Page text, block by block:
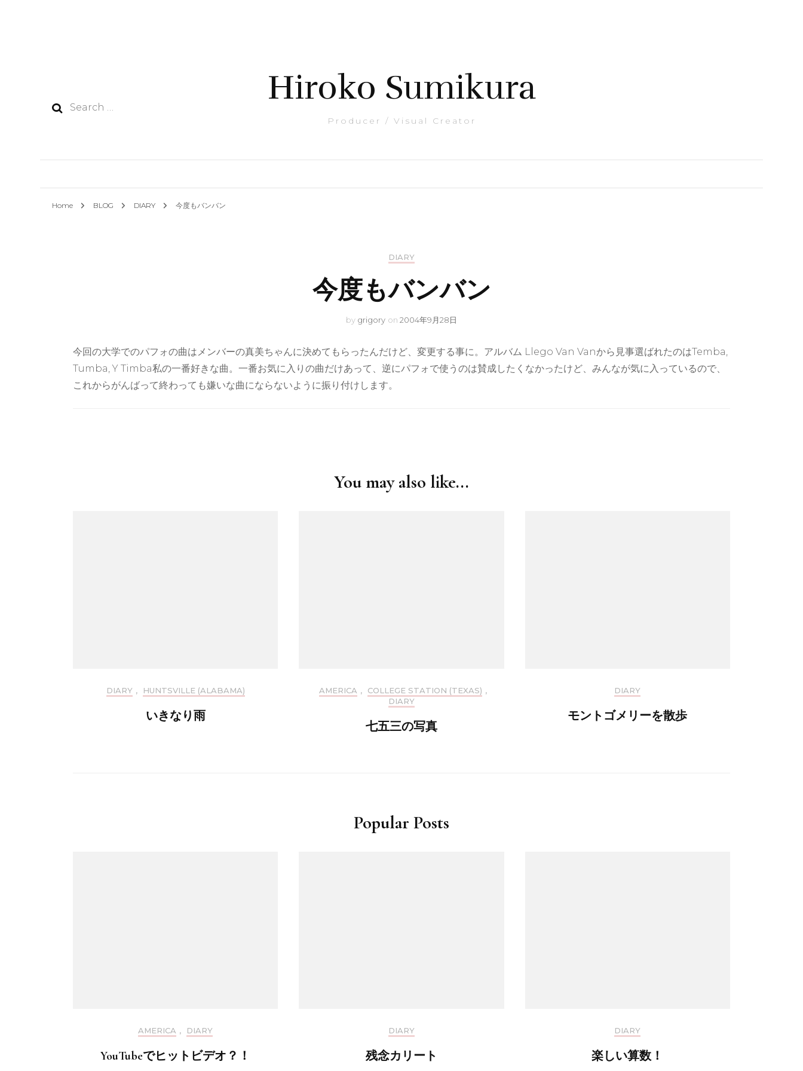
Search
Hiroko Sumikura
Producer / Visual Creator
Home BLOG DIARY 今度もバンバン
DIARY
今度もバンバン
by grigory on 2004年9月28日
今回の大学でのパフォの曲はメンバーの真美ちゃんに決めてもらったんだけど、変更する事に。アルバム Llego Van Vanから見事選ばれたのはTemba,
Tumba, Y Timba私の一番好きな曲。一番お気に入りの曲だけあって、逆にパフォで使うのは賛成したくなかったけど、みんなが気に入っているので、
これからがんばって終わっても嫌いな曲にならないように振り付けします。
You may also like...
DIARY , HUNTSVILLE (ALABAMA)
いきなり雨
AMERICA , COLLEGE STATION (TEXAS) ,
DIARY
七五三の写真
DIARY
モントゴメリーを散歩
Popular Posts
AMERICA , DIARY
YouTubeでヒットビデオ？！
DIARY
残念カリート
DIARY
楽しい算数！